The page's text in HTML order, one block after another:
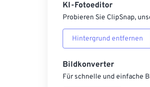
KI-Fotoeditor
Probieren Sie ClipSnap,
Hintergrund entfernen
Bildkonverter
Für schnelle und einfache